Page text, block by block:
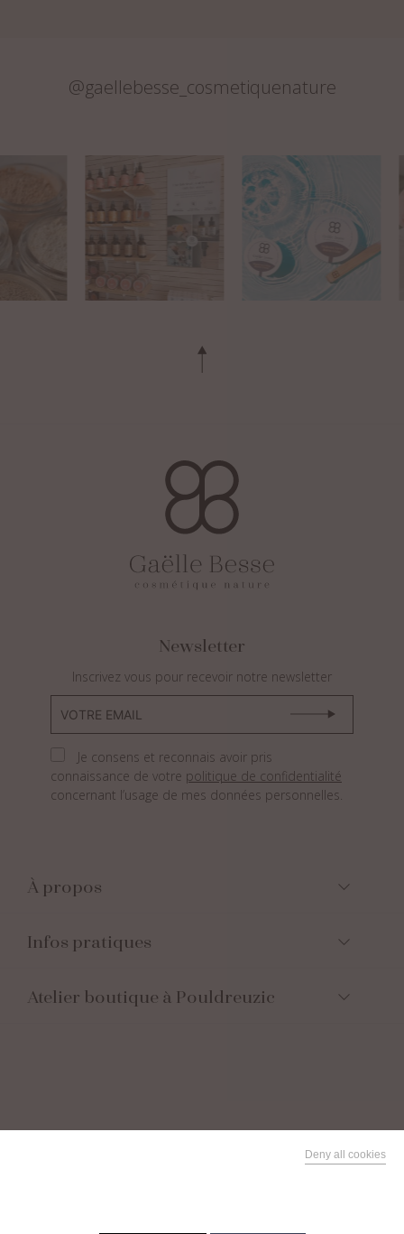
@gaellebesse_cosmetiquenature
Newsletter
Inscrivez vous pour recevoir notre newsletter
Je consens et reconnais avoir pris
connaissance de votre politique de confidentialité
concernant l’usage de mes données personnelles.
À propos
Infos pratiques
Atelier boutique à Pouldreuzic
Deny all cookies